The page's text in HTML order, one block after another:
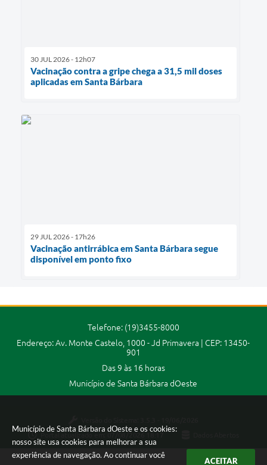
Município de Santa Bárbara dOeste e os cookies:
nosso site usa cookies para melhorar a sua
experiência de navegação. Ao continuar você
ACEITAR
30 JUL 2026 - 12h07
Vacinação contra a gripe chega a 31,5 mil doses
aplicadas em Santa Bárbara
29 JUL 2026 - 17h26
Vacinação antirrábica em Santa Bárbara segue
disponível em ponto fixo
Telefone: (19)3455-8000
Endereço: Av. Monte Castelo, 1000 - Jd Primavera | CEP: 13450-
901
Das 9 às 16 horas
Município de Santa Bárbara dOeste